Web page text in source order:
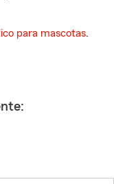
para mascotas.